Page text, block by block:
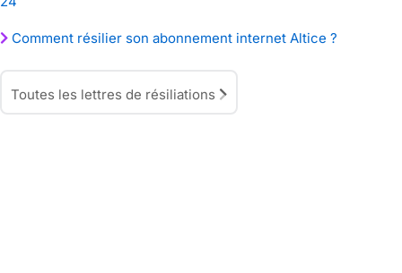
Comment résilier son abonnement internet Altice ?
Toutes les lettres de résiliations